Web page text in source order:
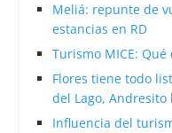
Meliá: repunte de
estancias en RD
Turismo MICE:
Flores tiene todo
del Lago, Andresito
Influencia del